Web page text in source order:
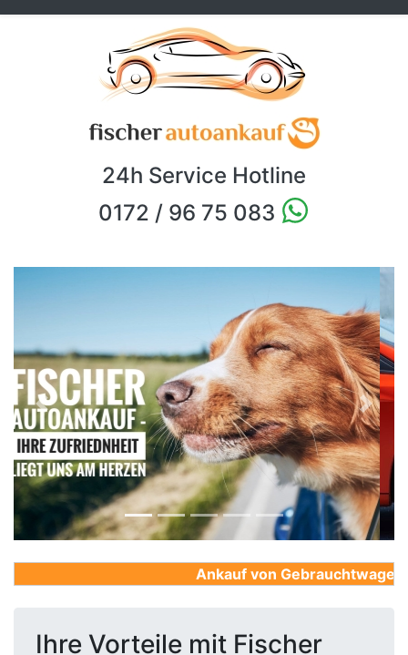
24h Service Hotline
0172 / 96 75 083
Previous Next
Ankauf von Gebrauchtwagen,
Ihre Vorteile mit Fischer